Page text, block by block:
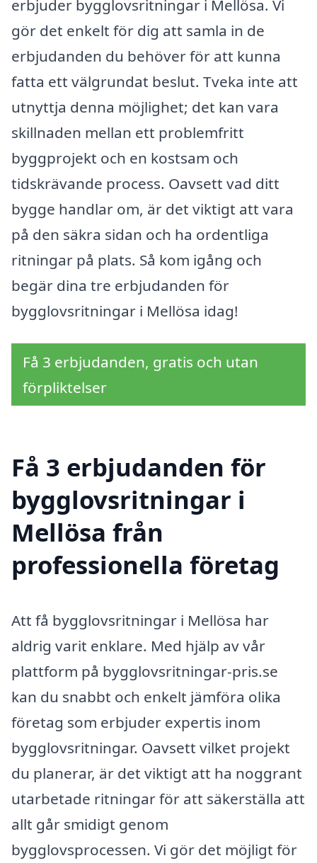
erbjuder bygglovsritningar i Mellösa. Vi
gör det enkelt för dig att samla in de
erbjudanden du behöver för att kunna
fatta ett välgrundat beslut. Tveka inte att
utnyttja denna möjlighet; det kan vara
skillnaden mellan ett problemfritt
byggprojekt och en kostsam och
tidskrävande process. Oavsett vad ditt
bygge handlar om, är det viktigt att vara
på den säkra sidan och ha ordentliga
ritningar på plats. Så kom igång och
begär dina tre erbjudanden för
bygglovsritningar i Mellösa idag!
Få 3 erbjudanden, gratis och utan
förpliktelser
Få 3 erbjudanden för
bygglovsritningar i
Mellösa från
professionella företag
Att få bygglovsritningar i Mellösa har
aldrig varit enklare. Med hjälp av vår
plattform på bygglovsritningar-pris.se
kan du snabbt och enkelt jämföra olika
företag som erbjuder expertis inom
bygglovsritningar. Oavsett vilket projekt
du planerar, är det viktigt att ha noggrant
utarbetade ritningar för att säkerställa att
allt går smidigt genom
bygglovsprocessen. Vi gör det möjligt för